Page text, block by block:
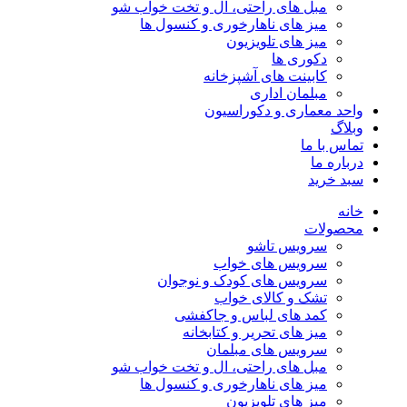
مبل های راحتی، ال و تخت خواب شو
میز های ناهارخوری و کنسول ها
میز های تلویزیون
دکوری ها
کابینت های آشپزخانه
مبلمان اداری
واحد معماری و دکوراسیون
وبلاگ
تماس با ما
درباره ما
سبد خرید
خانه
محصولات
سرویس تاشو
سرویس های خواب
سرویس های کودک و نوجوان
تشک و کالای خواب
کمد های لباس و جاکفشی
میز های تحریر و کتابخانه
سرویس های مبلمان
مبل های راحتی، ال و تخت خواب شو
میز های ناهارخوری و کنسول ها
میز های تلویزیون